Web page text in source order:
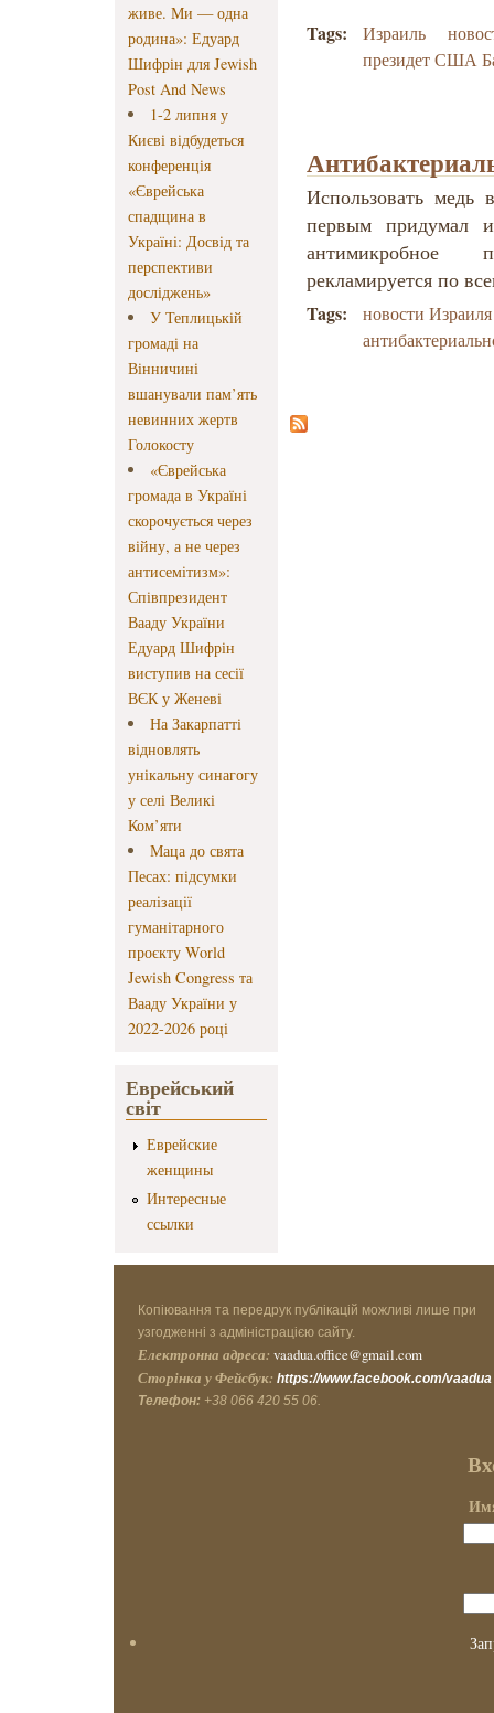
живе. Ми — одна
родина»: Едуард
Шифрін для Jewish
Post And News
1-2 липня у
Києві відбудеться
конференція
«Єврейська
спадщина в
Україні: Досвід та
перспективи
досліджень»
У Теплицькій
громаді на
Вінничині
вшанували пам’ять
невинних жертв
Голокосту
«Єврейська
громада в Україні
скорочується через
війну, а не через
антисемітизм»:
Співпрезидент
Вааду України
Едуард Шифрін
виступив на сесії
ВЄК у Женеві
На Закарпатті
відновлять
унікальну синагогу
у селі Великі
Ком’яти
Маца до свята
Песах: підсумки
реалізації
гуманітарного
проєкту World
Jewish Congress та
Вааду України у
2022-2026 році
Еврейський
світ
Еврейские
женщины
Интересные
ссылки
Tags: Израиль
президет США
Использовать медь
первым придумал
антимикробное
рекламируется по
Tags:
новости Израиля
Копіювання та передрук публікацій можливі лише при
узгодженні з адміністрацією сайту.
Електронна адреса: vaadua.office@gmail.com
Сторінка у Фейсбук: https://www.facebook.com/vaadua
Телефон: +38 066 420 55 06.